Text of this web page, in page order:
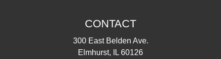
CONTACT
300 East Belden Ave.
Elmhurst, IL 60126